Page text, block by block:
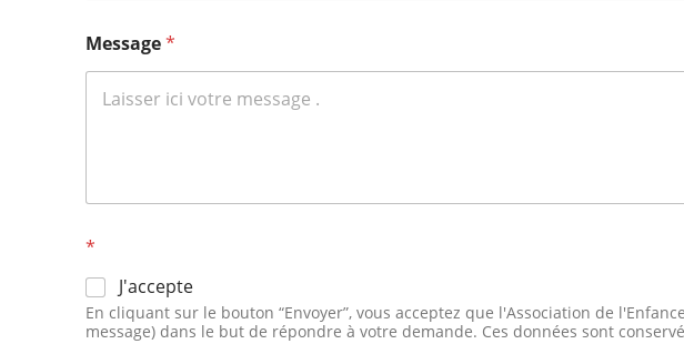
Message*
*
J'accepte
En cliquant sur le bouton “Envoyer”, vous acceptez que l'Association de
message) dans le but de répondre à votre demande. Ces données sont